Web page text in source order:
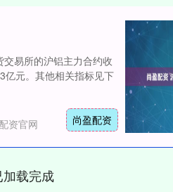
易所的沪铝主力合约收
亿元。其他相关指标见下
尚盈配资
资官网
载完成